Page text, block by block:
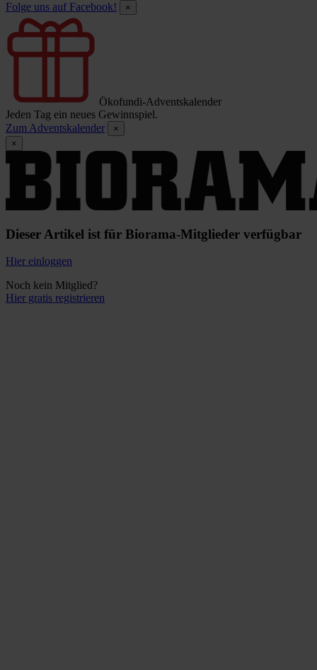
Folge uns auf Facebook!
×
Ökofundi-Adventskalender
Jeden Tag ein neues Gewinnspiel.
Zum Adventskalender
×
×
Dieser Artikel ist für Biorama-Mitglieder verfügbar
Hier einloggen
Noch kein Mitglied?
Hier gratis registrieren